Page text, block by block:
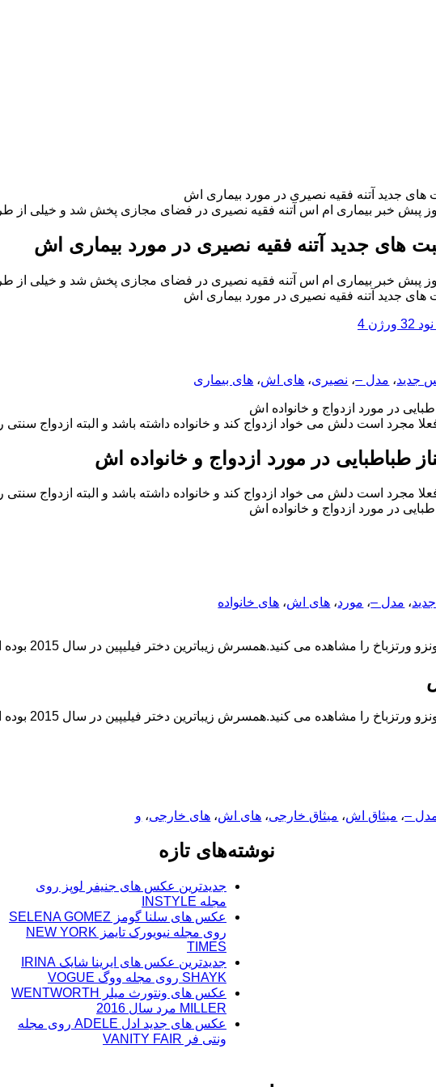
جدید آتنه فقیه نصیری در مورد بیماری اش
پبش خبر بیماری ام اس آتنه فقیه نصیری در فضای مجازی پخش شد و خیلی از
های جدید آتنه فقیه نصیری در مورد بیماری اش
پبش خبر بیماری ام اس آتنه فقیه نصیری در فضای مجازی پخش شد و خیلی از
جدید آتنه فقیه نصیری در مورد بیماری اش
ورژن 4
جدید، مدل –، نصیری، های اش، های بیماری
در مورد ازدواج و خانواده اش
مجرد است دلش می خواد ازدواج کند و خانواده داشته باشد و البته ازدواج
طباطبایی در مورد ازدواج و خانواده اش
مجرد است دلش می خواد ازدواج کند و خانواده داشته باشد و البته ازدواج
در مورد ازدواج و خانواده اش
، مدل –، مورد، های اش، های خانواده
فیلیپین میثاق بهادران متولد 1365 بازیکن فوتبال ایرانی-فیلیپینی است که برای تیم ملی فوتبال فیلیپین و باشگاه فوتبال گلوبال بازی می کند. بهادران پیش […]
فیلیپین میثاق بهادران متولد 1365 بازیکن فوتبال ایرانی-فیلیپینی است که برای تیم ملی فوتبال فیلیپین و باشگاه فوتبال گلوبال بازی می کند. بهادران پیش […]
–، میثاق اش، میثاق خارجی، های اش، های خارجی، و
نوشته‌های تازه
جدیدترین عکس های جنیفر لوپز روی
مجله INSTYLE
عکس های سلنا گومز SELENA GOMEZ
روی مجله نیویورک تایمز NEW YORK
TIMES
جدیدترین عکس های ایرینا شایک IRINA
SHAYK روی مجله ووگ VOGUE
عکس های ونتورث میلر WENTWORTH
MILLER مرد سال 2016
عکس های جدید ادل ADELE روی مجله
ونتی فر VANITY FAIR
.